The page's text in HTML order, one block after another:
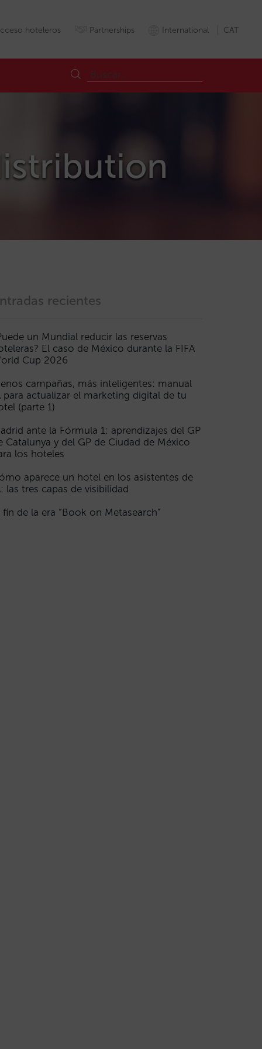
hoteleros Partnerships International CAT
recientes
un Mundial reducir las reservas
El caso de México durante la FIFA
Cup 2026
campañas, más inteligentes: manual
para actualizar el marketing digital de tu
(parte 1)
ante la Fórmula 1: aprendizajes del GP
Catalunya y del GP de Ciudad de México
los hoteles
aparece un hotel en los asistentes de
las tres capas de visibilidad
fin de la era “Book on Metasearch”